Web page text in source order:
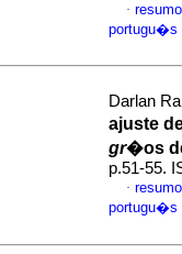
·
portugu�s
Darlan
ajuste
gr�os
p.51-55.
·
portugu�s